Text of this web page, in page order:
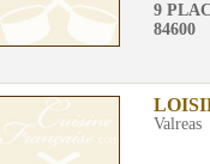
9
84600
Valreas